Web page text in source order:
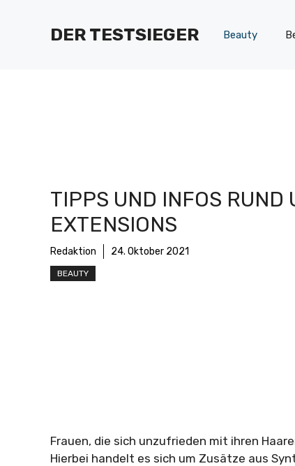
DER TESTSIEGER Beauty
TIPPS UND INFOS RUND
EXTENSIONS
Redaktion 24. Oktober 2021
BEAUTY
Frauen, die sich unzufrieden mit ihren
Hierbei handelt es sich um Zusätze aus